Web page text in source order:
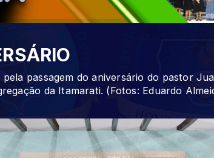
passagem do aniversário do pastor
da Itamarati. (Fotos: Eduardo